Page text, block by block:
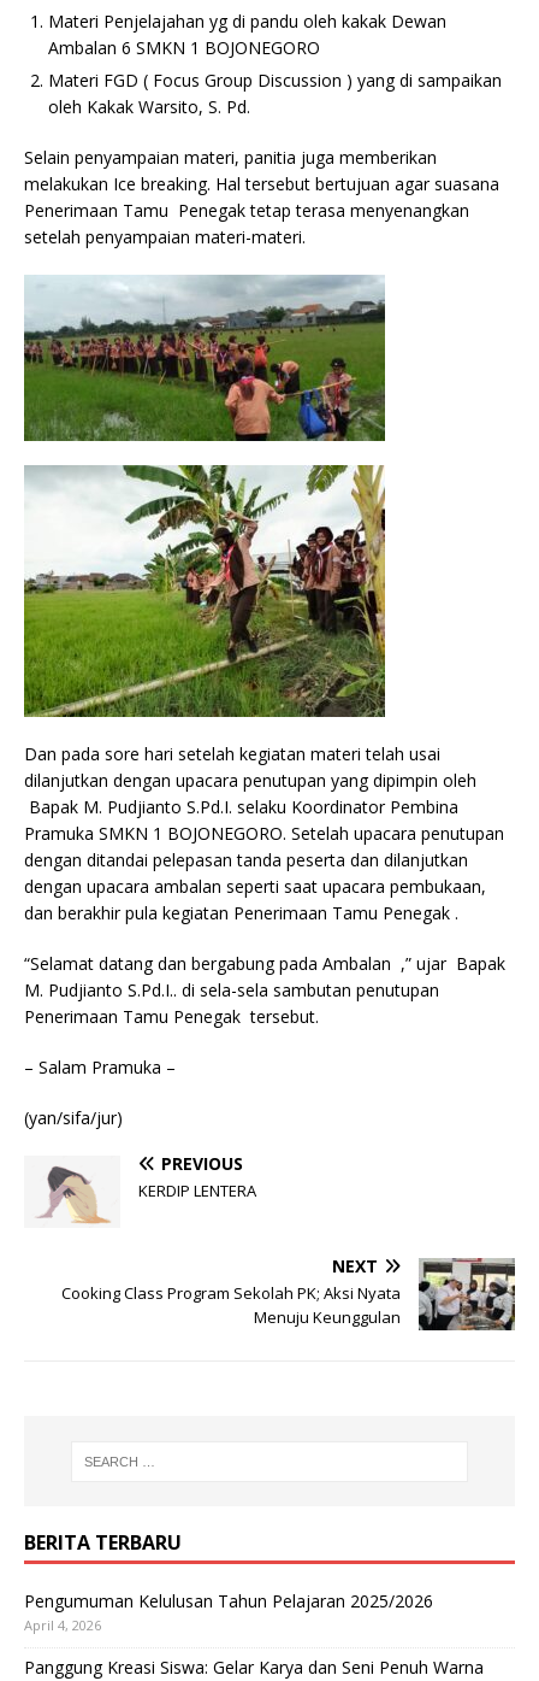
Materi Penjelajahan yg di pandu oleh kakak Dewan
Ambalan 6 SMKN 1 BOJONEGORO
Materi FGD ( Focus Group Discussion ) yang di sampaikan
oleh Kakak Warsito, S. Pd.
Selain penyampaian materi, panitia juga memberikan
melakukan Ice breaking. Hal tersebut bertujuan agar suasana
Penerimaan Tamu Penegak tetap terasa menyenangkan
setelah penyampaian materi-materi.
Dan pada sore hari setelah kegiatan materi telah usai
dilanjutkan dengan upacara penutupan yang dipimpin oleh
Bapak M. Pudjianto S.Pd.I. selaku Koordinator Pembina
Pramuka SMKN 1 BOJONEGORO. Setelah upacara penutupan
dengan ditandai pelepasan tanda peserta dan dilanjutkan
dengan upacara ambalan seperti saat upacara pembukaan,
dan berakhir pula kegiatan Penerimaan Tamu Penegak .
“Selamat datang dan bergabung pada Ambalan ,” ujar Bapak
M. Pudjianto S.Pd.I.. di sela-sela sambutan penutupan
Penerimaan Tamu Penegak tersebut.
– Salam Pramuka –
(yan/sifa/jur)
PREVIOUS
KERDIP LENTERA
NEXT
Cooking Class Program Sekolah PK; Aksi Nyata
Menuju Keunggulan
BERITA TERBARU
Pengumuman Kelulusan Tahun Pelajaran 2025/2026
April 4, 2026
Panggung Kreasi Siswa: Gelar Karya dan Seni Penuh Warna